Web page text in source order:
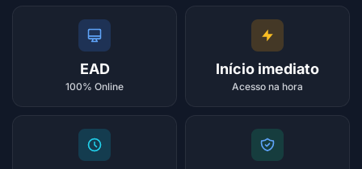
EAD
100% Online
Início imediato
Acesso na hora